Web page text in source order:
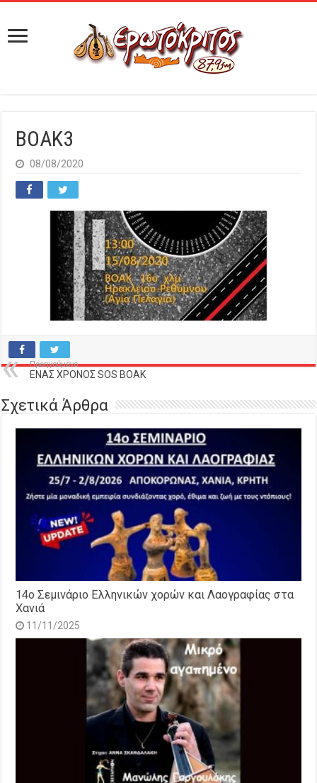
BOAK3
08/08/2020
Προηγούμενο
ΕΝΑΣ ΧΡOΝΟΣ SOS BOAK
Σχετικά Άρθρα
14o Σεμινάριο Ελληνικών χορών και Λαογραφίας στα
Χανιά
11/11/2025